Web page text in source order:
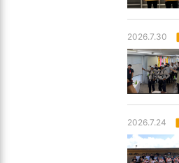
2026.7.30
2026.7.24